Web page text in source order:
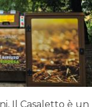
Il Casaletto è un